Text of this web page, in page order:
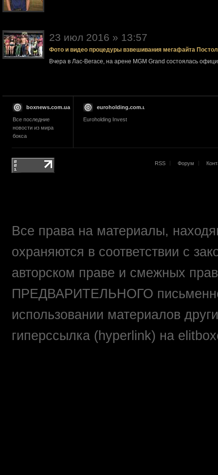
23 июл 2016 » 13:57
Фото и видео процедуры взвешивания мегафайта
Вчера в Лас-Вегасе, на арене MGM Grand состоялась
boxnews.com.ua
Все последние
новости из мира
бокса
euroholding.com.ua
Euroholding Invest
RSS Форум
Все права на материалы,
охраняются в соответствии с
авторском праве и смежных
ПРЕДВАРИТЕЛЬНОГО
использовании материалов
гиперссылка (hyperlink) на